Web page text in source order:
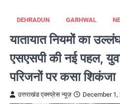
DEHRADUN GARHWAL
यातायात नियमों का
एसएसपी की नई पहल,
परिजनों पर कसा शिकंजा
उत्तराखंड एक्स्प्रेस न्यूज़ December 1,